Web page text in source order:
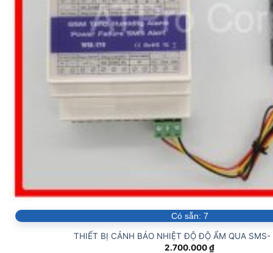
Có sẵn: 7
THIẾT BỊ CẢNH BÁO NHIỆT ĐỘ ĐỘ ẨM QUA
2.700.000₫